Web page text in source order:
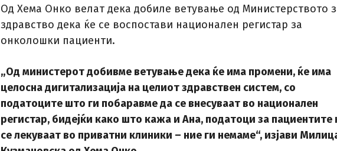
Од Хема Онко велат дека добиле ветување од Министерството
здравство дека ќе се воспостави национален регистар за
онколошки пациенти.
„Од министерот добивме ветување дека ќе има промени, ќе има
целосна дигитализација на целиот здравствен систем, со
податоците што ги побаравме да се внесуваат во национален
регистар, бидејќи како што кажа и Ана, податоци за пациентите
се лекуваат во приватни клиники – ние ги немаме“, изјави